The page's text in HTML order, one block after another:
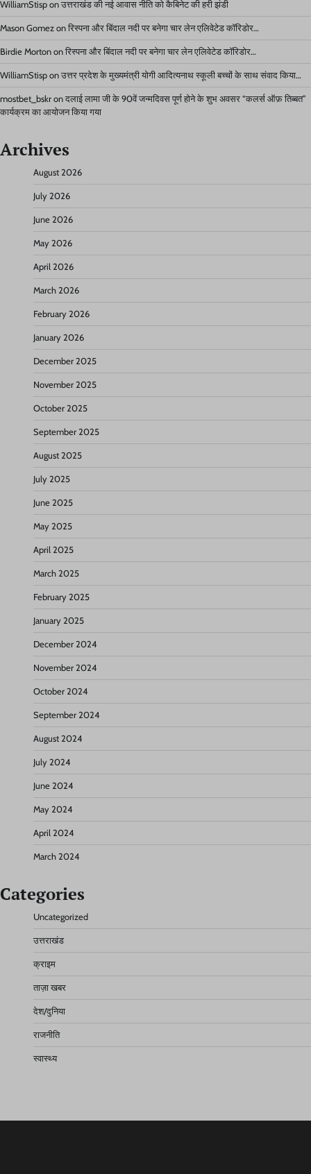
WilliamStisp on उत्तराखंड की नई आवास नीति को कैबिनेट की हरी झंडी
Mason Gomez on रिस्पना और बिंदाल नदी पर बनेगा चार लेन एलिवेटेड कॉरिडोर…
Birdie Morton on रिस्पना और बिंदाल नदी पर बनेगा चार लेन एलिवेटेड कॉरिडोर…
WilliamStisp on उत्तर प्रदेश के मुख्यमंत्री योगी आदित्यनाथ स्कूली बच्चों के साथ संवाद किया…
mostbet_bskr on दलाई लामा जी के 90वें जन्मदिवस पूर्ण होने के शुभ अवसर “कलर्स ऑफ़ तिब्बत”
कार्यक्रम का आयोजन किया गया
Archives
August 2026
July 2026
June 2026
May 2026
April 2026
March 2026
February 2026
January 2026
December 2025
November 2025
October 2025
September 2025
August 2025
July 2025
June 2025
May 2025
April 2025
March 2025
February 2025
January 2025
December 2024
November 2024
October 2024
September 2024
August 2024
July 2024
June 2024
May 2024
April 2024
March 2024
Categories
Uncategorized
उत्तराखंड
क्राइम
ताज़ा खबर
देश/दुनिया
राजनीति
स्वास्थ्य